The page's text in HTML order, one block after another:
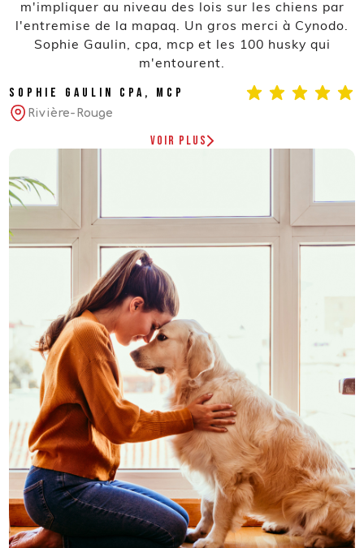
m'impliquer au niveau des lois sur les chiens par
l'entremise de la mapaq. Un gros merci à Cynodo.
Sophie Gaulin, cpa, mcp et les 100 husky qui
m'entourent.
Sophie Gaulin cpa, mcp
Rivière-Rouge
Voir plus